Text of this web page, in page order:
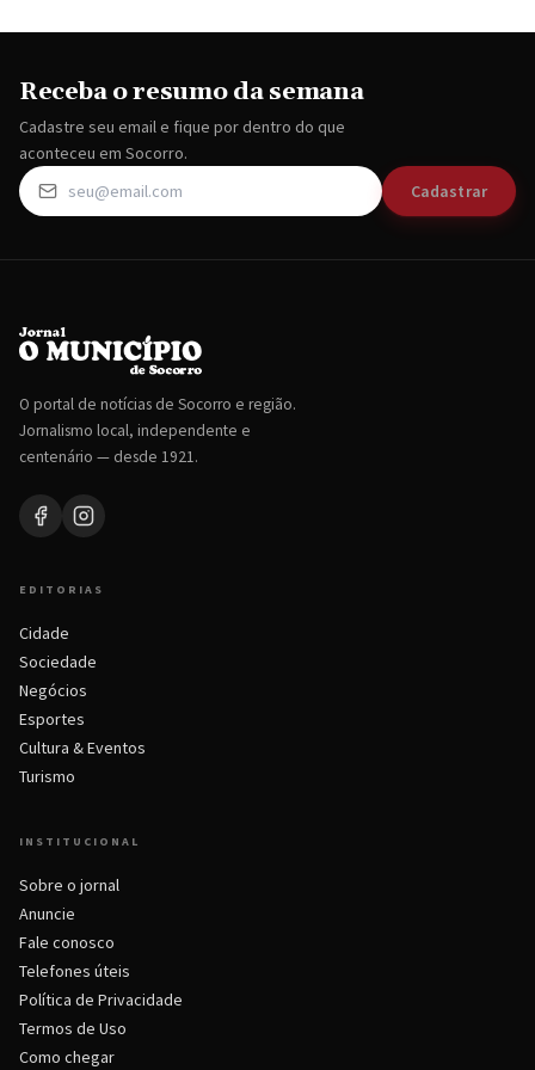
Receba o resumo da semana
Cadastre seu email e fique por dentro do que
aconteceu em Socorro.
Cadastrar
O portal de notícias de Socorro e região.
Jornalismo local, independente e
centenário — desde 1921.
EDITORIAS
Cidade
Sociedade
Negócios
Esportes
Cultura & Eventos
Turismo
INSTITUCIONAL
Sobre o jornal
Anuncie
Fale conosco
Telefones úteis
Política de Privacidade
Termos de Uso
Como chegar